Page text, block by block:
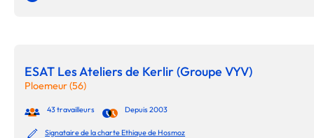
ESAT Les Ateliers de Kerlir (Groupe VYV)
Ploemeur (56)
43 travailleurs Depuis 2003
Signataire de la charte Ethique de Hosmoz